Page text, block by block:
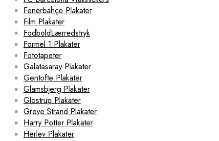
Fenerbahçe Plakater
Film Plakater
FodboldLærredstryk
Formel 1 Plakater
Fototapeter
Galatasaray Plakater
Gentofte Plakater
Glamsbjerg Plakater
Glostrup Plakater
Greve Strand Plakater
Harry Potter Plakater
Herlev Plakater